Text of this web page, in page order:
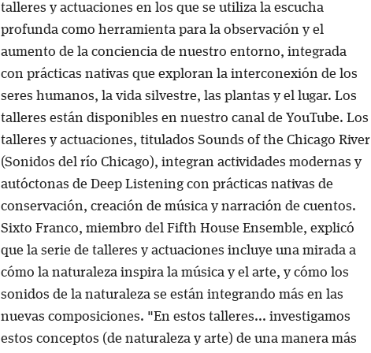
talleres y actuaciones en los que se utiliza la escucha
profunda como herramienta para la observación y el
aumento de la conciencia de nuestro entorno, integrada
con prácticas nativas que exploran la interconexión de los
seres humanos, la vida silvestre, las plantas y el lugar. Los
talleres están disponibles en nuestro canal de YouTube. Los
talleres y actuaciones, titulados Sounds of the Chicago River
(Sonidos del río Chicago), integran actividades modernas y
autóctonas de Deep Listening con prácticas nativas de
conservación, creación de música y narración de cuentos.
Sixto Franco, miembro del Fifth House Ensemble, explicó
que la serie de talleres y actuaciones incluye una mirada a
cómo la naturaleza inspira la música y el arte, y cómo los
sonidos de la naturaleza se están integrando más en las
nuevas composiciones. "En estos talleres... investigamos
estos conceptos (de naturaleza y arte) de una manera más